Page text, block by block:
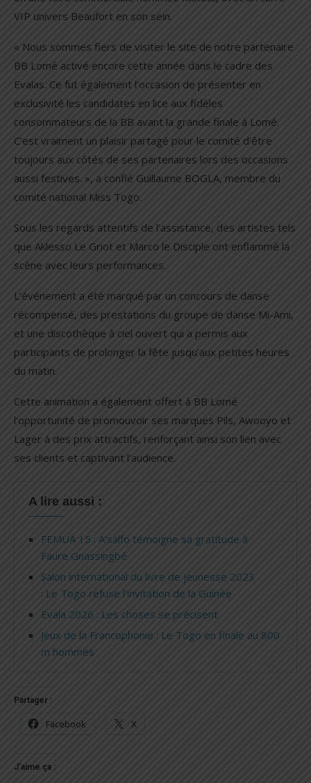
VIP univers Beaufort en son sein.
« Nous sommes fiers de visiter le site de notre partenaire
BB Lomé activé encore cette année dans le cadre des
Evalas. Ce fut également l’occasion de présenter en
exclusivité les candidates en lice aux fidèles
consommateurs de la BB avant la grande finale à Lomé.
C’est vraiment un plaisir partagé pour le comité d’être
toujours aux côtés de ses partenaires lors des occasions
aussi festives. », a confié Guillaume BOGLA, membre du
comité national Miss Togo.
Sous les regards attentifs de l’assistance, des artistes tels
que Aklesso Le Griot et Marco le Disciple ont enflammé la
scène avec leurs performances.
L’événement a été marqué par un concours de danse
récompensé, des prestations du groupe de danse Mi-Ami,
et une discothèque à ciel ouvert qui a permis aux
participants de prolonger la fête jusqu’aux petites heures
du matin.
Cette animation a également offert à BB Lomé
l’opportunité de promouvoir ses marques Pils, Awooyo et
Lager à des prix attractifs, renforçant ainsi son lien avec
ses clients et captivant l’audience.
A lire aussi :
FEMUA 15 : A’salfo témoigne sa gratitude à
Faure Gnassingbé
Salon international du livre de jeunesse 2023
: Le Togo refuse l’invitation de la Guinée
Evala 2026 : Les choses se précisent
Jeux de la Francophonie : Le Togo en finale au 800
m hommes
Partager :
Facebook X
J’aime ça :